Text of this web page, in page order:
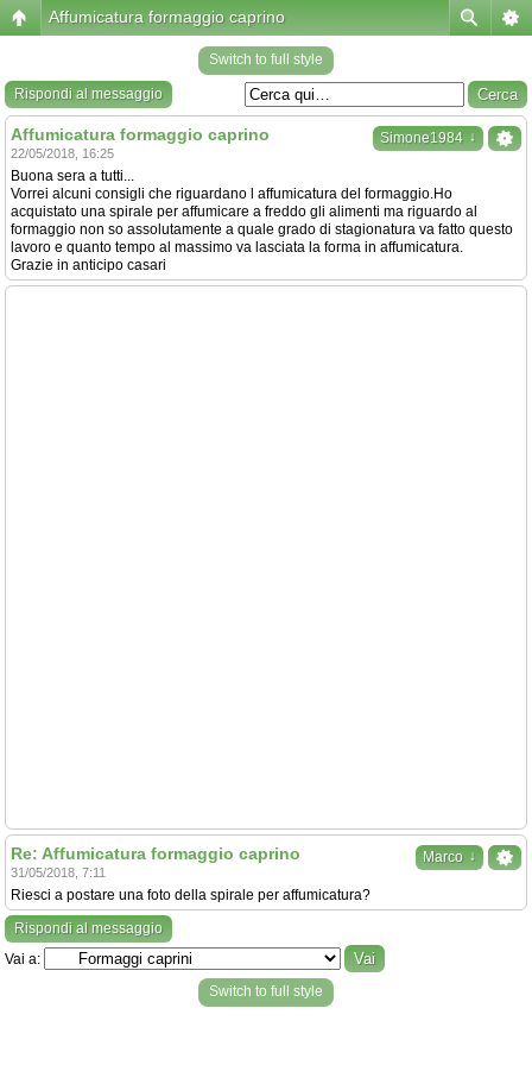
Affumicatura formaggio caprino
Switch to full style
Rispondi al messaggio
Simone1984 ↓
Affumicatura formaggio caprino
22/05/2018, 16:25
Buona sera a tutti...
Vorrei alcuni consigli che riguardano l affumicatura del formaggio.Ho
acquistato una spirale per affumicare a freddo gli alimenti ma riguardo al
formaggio non so assolutamente a quale grado di stagionatura va fatto questo
lavoro e quanto tempo al massimo va lasciata la forma in affumicatura.
Grazie in anticipo casari
Marco ↓
Re: Affumicatura formaggio caprino
31/05/2018, 7:11
Riesci a postare una foto della spirale per affumicatura?
Rispondi al messaggio
Vai a:
Switch to full style